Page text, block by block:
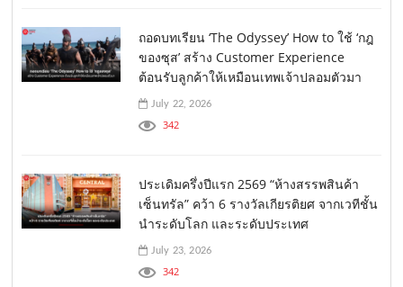
ถอดบทเรียน ‘The Odyssey’ How to ใช้ ‘กฎ
ของซุส’ สร้าง Customer Experience
ต้อนรับลูกค้าให้เหมือนเทพเจ้าปลอมตัวมา
July 22, 2026
342
ประเดิมครึ่งปีแรก 2569 “ห้างสรรพสินค้า
เซ็นทรัล” คว้า 6 รางวัลเกียรติยศ จากเวทีชั้น
นำระดับโลก และระดับประเทศ
July 23, 2026
342